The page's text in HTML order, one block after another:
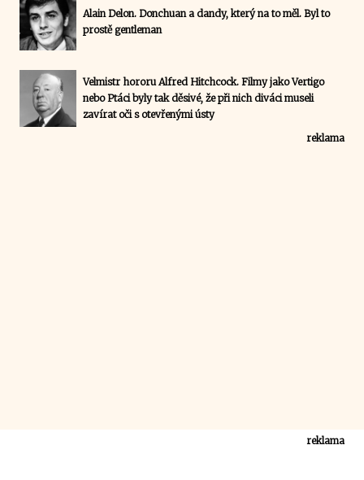
Alain Delon. Donchuan a dandy, který na to měl. Byl to
prostě gentleman
Velmistr hororu Alfred Hitchcock. Filmy jako Vertigo
nebo Ptáci byly tak děsivé, že při nich diváci museli
zavírat oči s otevřenými ústy
reklama
reklama